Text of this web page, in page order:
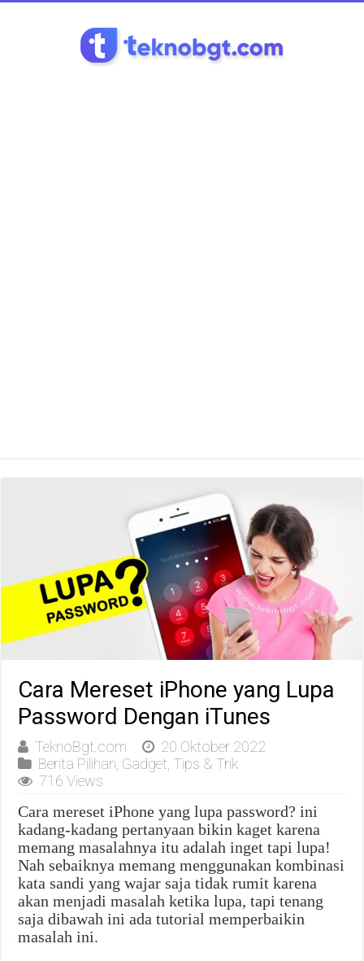
Cara Mereset iPhone yang Lupa
Password Dengan iTunes
TeknoBgt.com
20 Oktober 2022
Berita Pilihan Gadget Tips & Trik
716 Views
Cara mereset iPhone yang lupa password? ini
kadang-kadang pertanyaan bikin kaget karena
memang masalahnya itu adalah inget tapi lupa!
Nah sebaiknya memang menggunakan kombinasi
kata sandi yang wajar saja tidak rumit karena
akan menjadi masalah ketika lupa, tapi tenang
saja dibawah ini ada tutorial memperbaikin
masalah ini.